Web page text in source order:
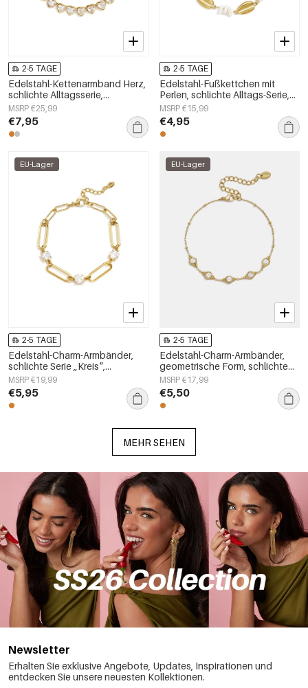
2-5 TAGE
Edelstahl-Kettenarmband Herz,
schlichte Alltagsserie,
Damenschmuck
MSRP €25,99
€7,95
2-5 TAGE
Edelstahl-Fußkettchen mit
Perlen, schlichte Alltags-Serie,
Damenschmuck
MSRP €15,99
€4,95
EU-Lager
2-5 TAGE
Edelstahl-Charm-Armbänder,
schlichte Serie „Kreis“,
Damenschmuck
MSRP €19,99
€5,95
EU-Lager
2-5 TAGE
Edelstahl-Charm-Armbänder,
geometrische Form, schlichte
Alltagsserie, Damenschmuck
MSRP €17,99
€5,50
MEHR SEHEN
Newsletter
Erhalten Sie exklusive Angebote, Updates, Inspirationen und
entdecken Sie unsere neuesten Kollektionen.